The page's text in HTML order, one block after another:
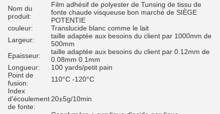
Nom du
produit:
Film adhésif de polyester de Tunsing de tissu de
fonte chaude visqueuse bon marché de SIÈGE
POTENTIE
couleur:
Translucide blanc comme le lait
Largeur:
taille adaptée aux besoins du client par 1000mm de
500mm
Epaisseur:
taille adaptée aux besoins du client par 0.12mm de
0.08mm 0.1mm
Longueur:
100 yards/petit pain
Point de
fusion:
110°C -120°C
Index
d'écoulement
de fonte:
20±5g/10min